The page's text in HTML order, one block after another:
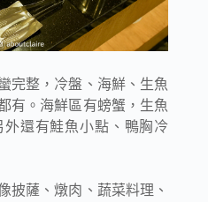
完整，冷盤、海鮮、生魚
有。海鮮區有螃蟹，生魚
還有鮭魚小點、鴨胸冷
披薩、燉肉、蔬菜料理、